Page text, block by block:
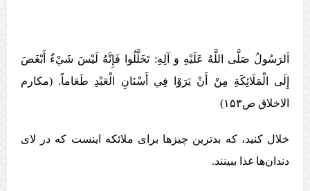
اَلرَسُولُ صَلَّی اللَّهُ عَلَيْهِ وَ آلِهِ:‏‏ تَخَلَّلُوا فَإِنَّهُ لَيْسَ شَيْ‏ءٌ أَبْغَضَ
إِلَی الْمَلَائِكَةِ مِنْ أَنْ يَرَوْا فِي أَسْنَانِ الْعَبْدِ طَعَاماً. (مکارم
الاخلاق ص۱۵۳)
خلال كنيد، كه بدترين چيزها برای ملائكه اينست كه در لای
دندان‌ها غذا ببينند.